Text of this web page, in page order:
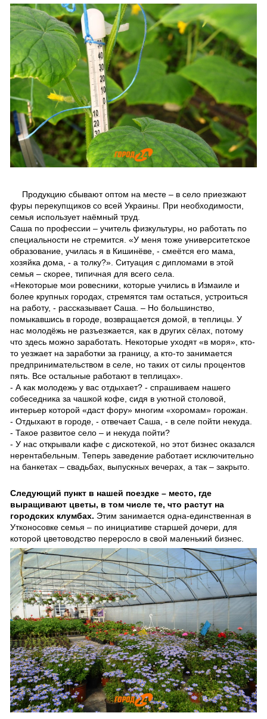
Продукцию сбывают оптом на месте – в село приезжают
фуры перекупщиков со всей Украины. При необходимости,
семья использует наёмный труд.
Саша по профессии – учитель физкультуры, но работать по
специальности не стремится. «У меня тоже университетское
образование, училась я в Кишинёве, - смеётся его мама,
хозяйка дома, - а толку?». Ситуация с дипломами в этой
семья – скорее, типичная для всего села.
«Некоторые мои ровесники, которые учились в Измаиле и
более крупных городах, стремятся там остаться, устроиться
на работу, - рассказывает Саша. – Но большинство,
помыкавшись в городе, возвращается домой, в теплицы. У
нас молодёжь не разъезжается, как в других сёлах, потому
что здесь можно заработать. Некоторые уходят «в моря», кто-
то уезжает на заработки за границу, а кто-то занимается
предпринимательством в селе, но таких от силы процентов
пять. Все остальные работают в теплицах».
- А как молодежь у вас отдыхает? - спрашиваем нашего
собеседника за чашкой кофе, сидя в уютной столовой,
интерьер которой «даст фору» многим «хоромам» горожан.
- Отдыхают в городе, - отвечает Саша, - в селе пойти некуда.
- Такое развитое село – и некуда пойти?
- У нас открывали кафе с дискотекой, но этот бизнес оказался
нерентабельным. Теперь заведение работает исключительно
на банкетах – свадьбах, выпускных вечерах, а так – закрыто.
Следующий пункт в нашей поездке – место, где
выращивают цветы, в том числе те, что растут на
городских клумбах. Этим занимается одна-единственная в
Утконосовке семья – по инициативе старшей дочери, для
которой цветоводство переросло в свой маленький бизнес.